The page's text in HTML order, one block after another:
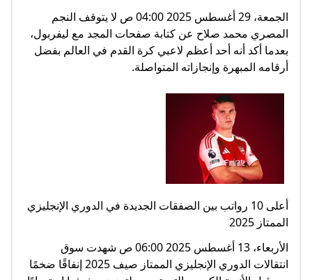
الجمعة، 29 أغسطس 2025 04:00 ص لا يتوقف النجم
المصري محمد صلاح عن كتابة صفحات المجد مع ليفربول،
بعدما أكد أنه أحد أعظم لاعبي كرة القدم في العالم بفضل
أرقامه المبهرة وإنجازاته المتواصلة.
أعلى 10 رواتب بين الصفقات الجديدة في الدوري الإنجليزي
الممتاز 2025
الأربعاء، 13 أغسطس 2025 06:00 ص شهدت سوق
انتقالات الدوري الإنجليزي الممتاز صيف 2025 إنفاقًا ضخمًا